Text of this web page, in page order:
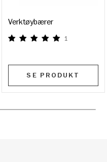
Verktøybærer
1
SE PRODUKT